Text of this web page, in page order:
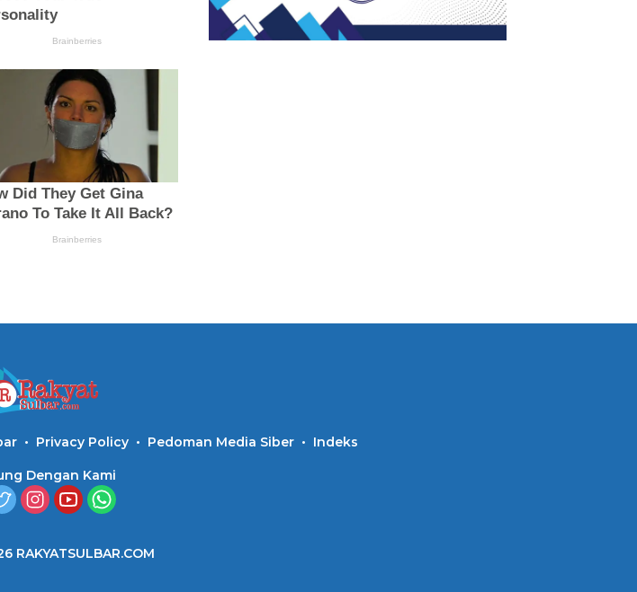
Privacy Policy Pedoman Media Siber Indeks
Dengan Kami
RAKYATSULBAR.COM